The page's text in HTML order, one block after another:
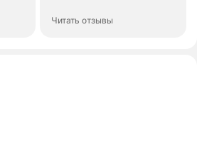
Читать отзывы